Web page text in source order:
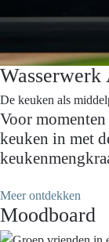
De keuken als
Voor
keuken in met
Meer ontdekken
Moodboard